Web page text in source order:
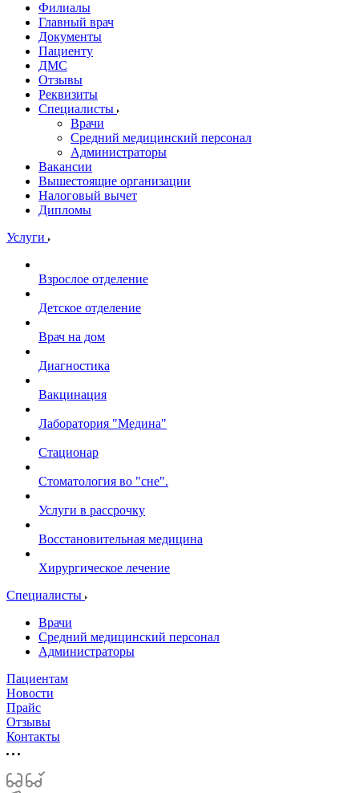
Филиалы
Главный врач
Документы
Пациенту
ДМС
Отзывы
Реквизиты
Специалисты
Врачи
Средний медицинский персонал
Администраторы
Вакансии
Вышестоящие организации
Налоговый вычет
Дипломы
Услуги
Взрослое отделение
Детское отделение
Врач на дом
Диагностика
Вакцинация
Лаборатория "Медина"
Стационар
Стоматология во "сне".
Услуги в рассрочку
Восстановительная медицина
Хирургическое лечение
Специалисты
Врачи
Средний медицинский персонал
Администраторы
Пациентам
Новости
Прайс
Отзывы
Контакты